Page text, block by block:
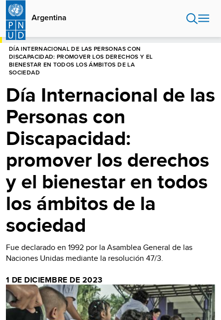
Pasar
contenido
principal
Argentina
HOME
DÍA INTERNACIONAL DE LAS PERSONAS CON
DISCAPACIDAD: PROMOVER LOS DERECHOS Y EL
BIENESTAR EN TODOS LOS ÁMBITOS DE LA
SOCIEDAD
Día Internacional de las
Personas con
Discapacidad:
promover los derechos
y el bienestar en todos
los ámbitos de la
sociedad
Fue declarado en 1992 por la Asamblea General de las
Naciones Unidas mediante la resolución 47/3.
1 DE DICIEMBRE DE 2023